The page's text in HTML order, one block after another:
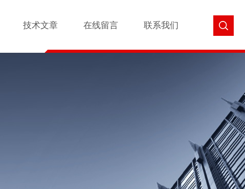
技术文章 在线留言 联系我们